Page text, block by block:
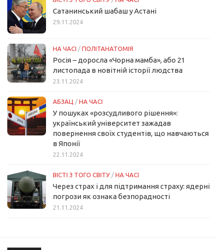
Сатанинський шабаш у Астані
29.11.2024
НА ЧАСІ / ПОЛІТАНАТОМІЯ
Росія – доросла «Чорна мамба», або 21
листопада в новітній історії людства
23.11.2024
АБЗАЦ / НА ЧАСІ
У пошуках «розсудливого рішення»:
український університет зажадав
повернення своїх студентів, що навчаються
в Японії
22.11.2024
ВІСТІ З ТОГО СВІТУ / НА ЧАСІ
Через страх і для підтримання страху: ядерні
погрози як ознака безпорадності
21.11.2024